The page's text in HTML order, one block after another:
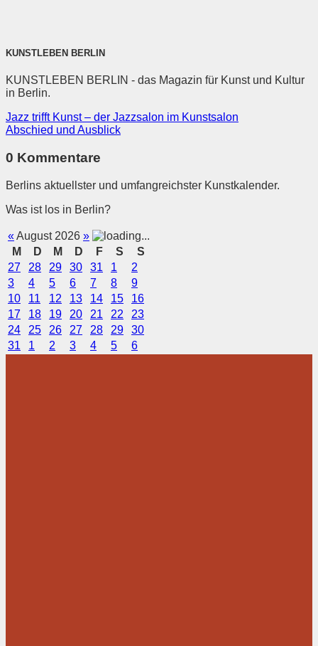
KUNSTLEBEN BERLIN
KUNSTLEBEN BERLIN - das Magazin für Kunst und Kultur
in Berlin.
Jazz trifft Kunst – der Jazzsalon im Kunstsalon
Abschied und Ausblick
0 Kommentare
Berlins aktuellster und umfangreichster Kunstkalender.
Was ist los in Berlin?
«August 2026 »
M
D M D F S
S
27
28 29 30 31 1
2
3
4 5 6 7 8
9
10
11 12 13 14 15
16
17
18 19 20 21 22
23
24
25 26 27 28 29
30
31
1 2 3 4 5 6